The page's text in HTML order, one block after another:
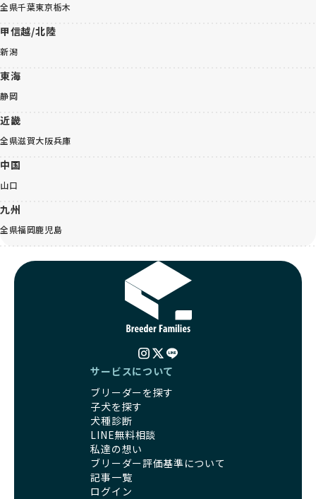
全県千葉東京栃木
甲信越/北陸
新潟
東海
静岡
近畿
全県滋賀大阪兵庫
中国
山口
九州
全県福岡鹿児島
サービスについて
ブリーダーを探す
子犬を探す
犬種診断
LINE無料相談
私達の想い
ブリーダー評価基準について
記事一覧
ログイン